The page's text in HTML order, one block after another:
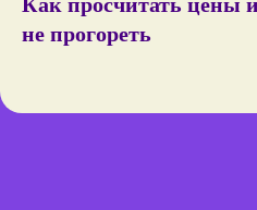
не прогореть